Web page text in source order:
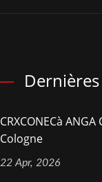
CRXCONECà ANGA
Cologne
22 Apr, 2026